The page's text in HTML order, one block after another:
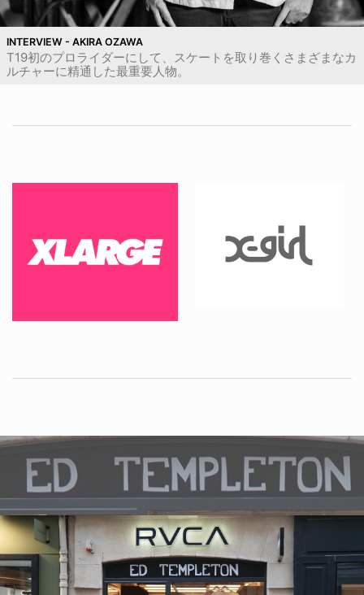
INTERVIEW - AKIRA OZAWA
T19初のプロライダーにして、スケートを取り巻くさまざまなカ
ルチャーに精通した最重要人物。